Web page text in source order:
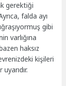
gerektiği
falda ayı
gibi
varlığına
haksız
kişileri